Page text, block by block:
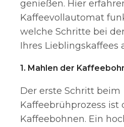
genießen. Hier
Kaffeevollautomat
welche Schritte bei
Ihres Lieblingskaffees
1. Mahlen der
Der erste Schritt beim
Kaffeebrühprozess ist
Kaffeebohnen. Ein